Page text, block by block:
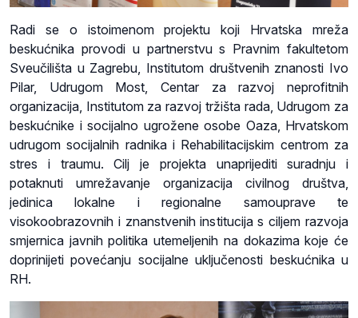
Radi se o istoimenom projektu koji Hrvatska mreža
beskućnika provodi u partnerstvu s Pravnim fakultetom
Sveučilišta u Zagrebu, Institutom društvenih znanosti Ivo
Pilar, Udrugom Most, Centar za razvoj neprofitnih
organizacija, Institutom za razvoj tržišta rada, Udrugom za
beskućnike i socijalno ugrožene osobe Oaza, Hrvatskom
udrugom socijalnih radnika i Rehabilitacijskim centrom za
stres i traumu. Cilj je projekta unaprijediti suradnju i
potaknuti umrežavanje organizacija civilnog društva,
jedinica lokalne i regionalne samouprave te
visokoobrazovnih i znanstvenih institucija s ciljem razvoja
smjernica javnih politika utemeljenih na dokazima koje će
doprinijeti povećanju socijalne uključenosti beskućnika u
RH.